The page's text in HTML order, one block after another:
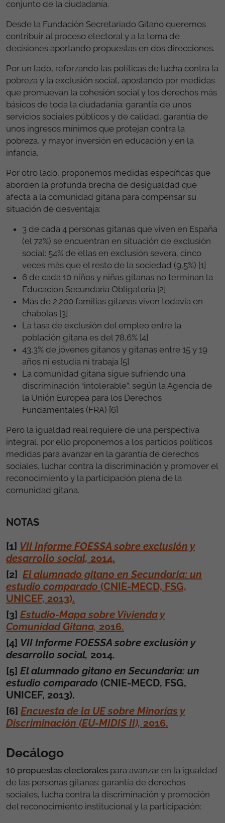
conjunto de la ciudadanía.
Desde la Fundación Secretariado Gitano queremos
contribuir al proceso electoral y a la toma de
decisiones aportando propuestas en dos direcciones.
Por un lado, reforzando las políticas de lucha contra la
pobreza y la exclusión social, apostando por medidas
que promuevan la cohesión social y los derechos más
básicos de toda la ciudadanía: garantía de unos
servicios sociales públicos y de calidad, garantía de
unos ingresos mínimos que protejan contra la
pobreza, y mayor inversión en educación y en la
infancia.
Por otro lado, proponemos medidas específicas que
aborden la profunda brecha de desigualdad que
afecta a la comunidad gitana para compensar su
situación de desventaja:
3 de cada 4 personas gitanas que viven en España
(el 72%) se encuentran en situación de exclusión
social: 54% de ellas en exclusión severa, cinco
veces más que el resto de la sociedad (9,5%) [1]
6 de cada 10 niños y niñas gitanas no terminan la
Educación Secundaria Obligatoria [2]
Más de 2.200 familias gitanas viven todavía en
chabolas [3]
La tasa de exclusión del empleo entre la
población gitana es del 78,6% [4]
43,3% de jóvenes gitanos y gitanas entre 15 y 19
años ni estudia ni trabaja [5]
La comunidad gitana sigue sufriendo una
discriminación “intolerable”, según la Agencia de
la Unión Europea para los Derechos
Fundamentales (FRA) [6]
Pero la igualdad real requiere de una perspectiva
integral, por ello proponemos a los partidos políticos
medidas para avanzar en la garantía de derechos
sociales, luchar contra la discriminación y promover el
reconocimiento y la participación plena de la
comunidad gitana.
NOTAS
[1] VII Informe FOESSA sobre exclusión y
desarrollo social, 2014.
[2] El alumnado gitano en Secundaria: un
estudio comparado (CNIE-MECD, FSG,
UNICEF, 2013).
[3] Estudio-Mapa sobre Vivienda y
Comunidad Gitana, 2016.
[4] VII Informe FOESSA sobre exclusión y
desarrollo social, 2014.
[5] El alumnado gitano en Secundaria: un
estudio comparado (CNIE-MECD, FSG,
UNICEF, 2013).
[6] Encuesta de la UE sobre Minorías y
Discriminación (EU-MIDIS II), 2016.
Decálogo
10 propuestas electorales para avanzar en la igualdad
de las personas gitanas: garantía de derechos
sociales, lucha contra la discriminación y promoción
del reconocimiento institucional y la participación: